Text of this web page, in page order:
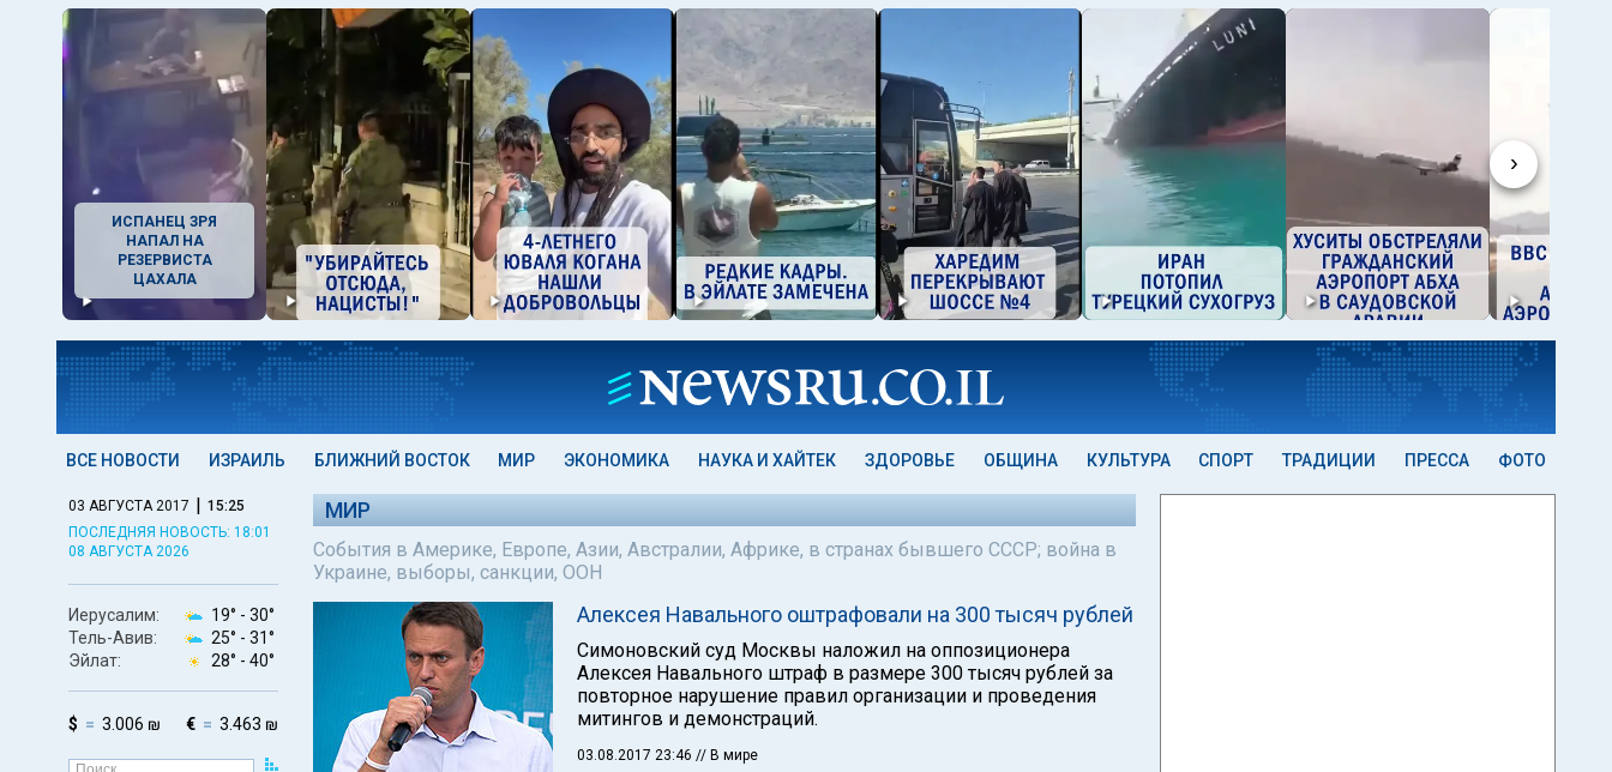
›
ИСПАНЕЦ ЗРЯ
НАПАЛ НА
РЕЗЕРВИСТА
ЦАХАЛА
ВСЕ НОВОСТИ ИЗРАИЛЬ БЛИЖНИЙ ВОСТОК МИР ЭКОНОМИКА НАУКА И ХАЙТЕК ЗДОРОВЬЕ ОБЩИНА КУЛЬТУРА СПОРТ ТРАДИЦИИ ПРЕССА ФОТО
03 АВГУСТА 2017 | 15:25
ПОСЛЕДНЯЯ НОВОСТЬ: 18:01
08 АВГУСТА 2026
Иерусалим: 19° - 30°
Тель-Авив:
25° - 31°
Эйлат:
28° - 40°
$ 3.006 ₪ € 3.463 ₪
МИР
События в Америке, Европе, Азии, Австралии, Африке, в странах бывшего СССР; война в
Украине, выборы, санкции, ООН
Алексея Навального оштрафовали на 300 тысяч рублей
Симоновский суд Москвы наложил на оппозиционера
Алексея Навального штраф в размере 300 тысяч рублей за
повторное нарушение правил организации и проведения
митингов и демонстраций.
03.08.2017 23:46 // В мире